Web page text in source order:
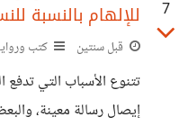
7 للإلهام بالنسبة
قبل سنتين كتب
تتنوع الأسباب التي تدفع
إيصال رسالة معينة،